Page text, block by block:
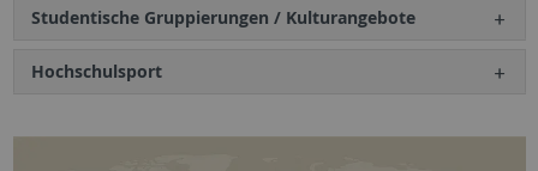
Studentische Gruppierungen / Kulturangebote
Hochschulsport